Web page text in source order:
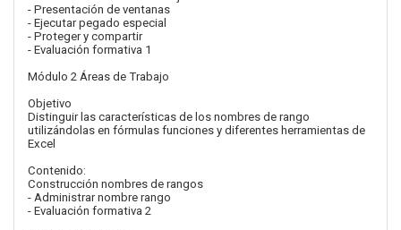
- Presentación de ventanas
- Ejecutar pegado especial
- Proteger y compartir
- Evaluación formativa 1
Módulo 2 Áreas de Trabajo
Objetivo
Distinguir las características de los nombres de rango
utilizándolas en fórmulas funciones y diferentes herramientas de
Excel
Contenido:
Construcción nombres de rangos
- Administrar nombre rango
- Evaluación formativa 2